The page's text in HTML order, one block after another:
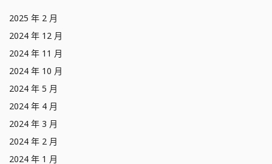
2025 年 2 月
2024 年 12 月
2024 年 11 月
2024 年 10 月
2024 年 5 月
2024 年 4 月
2024 年 3 月
2024 年 2 月
2024 年 1 月